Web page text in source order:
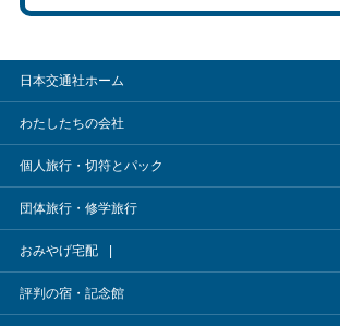
日本交通社ホーム
わたしたちの会社
個人旅行・切符とパック
団体旅行・修学旅行
おみやげ宅配
評判の宿・記念館